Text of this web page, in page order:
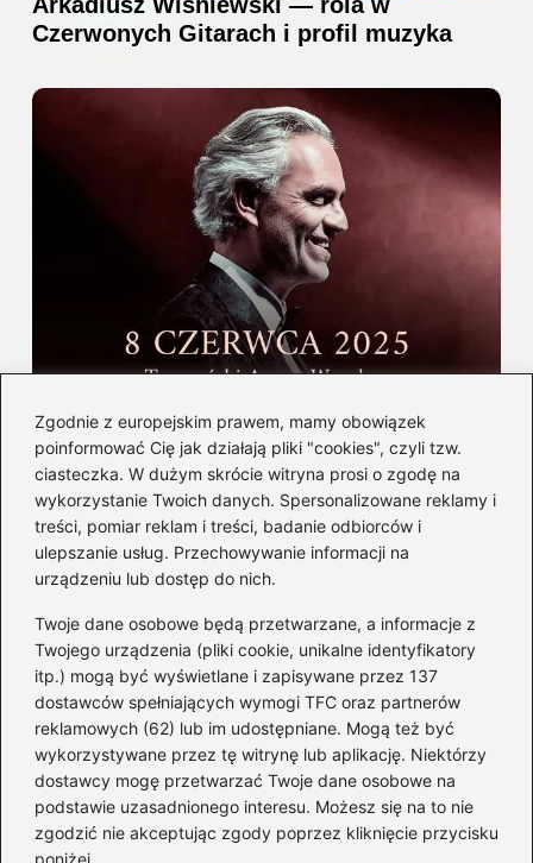
Zgodnie z europejskim prawem, mamy obowiązek
poinformować Cię jak działają pliki "cookies", czyli tzw.
ciasteczka. W dużym skrócie witryna prosi o zgodę na
wykorzystanie Twoich danych. Spersonalizowane reklamy i
treści, pomiar reklam i treści, badanie odbiorców i
ulepszanie usług. Przechowywanie informacji na
urządzeniu lub dostęp do nich.
Twoje dane osobowe będą przetwarzane, a informacje z
Twojego urządzenia (pliki cookie, unikalne identyfikatory
itp.) mogą być wyświetlane i zapisywane przez 137
dostawców spełniających wymogi TFC oraz partnerów
reklamowych (62) lub im udostępniane. Mogą też być
wykorzystywane przez tę witrynę lub aplikację. Niektórzy
dostawcy mogę przetwarzać Twoje dane osobowe na
podstawie uzasadnionego interesu. Możesz się na to nie
zgodzić nie akceptując zgody poprzez kliknięcie przycisku
poniżej.
Czerwonych Gitarach i profil muzyka
Polsce — informacje i bilety
Kategorie
Albumy(8)
Artyści
Edukacja muzyczna(89)
Instrumenty(38)
Kultura(47)
Muzyka(205)
Radio(1)
Śpiew(6)
Sprzęt audio(10)